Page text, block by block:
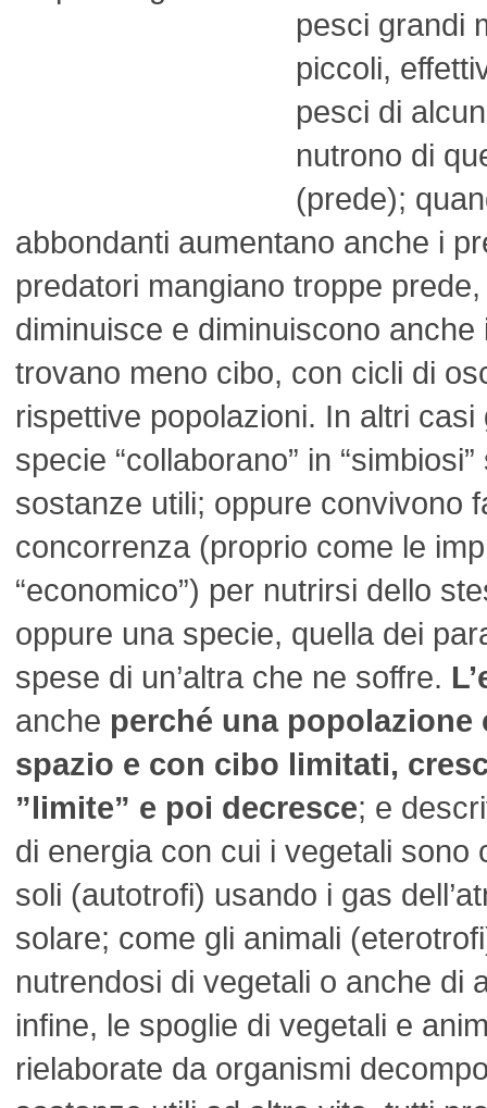
pesci grandi
piccoli,
pesci di
nutrono di
(prede);
abbondanti aumentano anche i
predatori mangiano troppe
diminuisce e diminuiscono anche
trovano meno cibo, con cicli di
rispettive popolazioni. In altri
specie “collaborano” in
sostanze utili; oppure convivono
concorrenza (proprio come le
“economico”) per nutrirsi dello
oppure una specie, quella dei
spese di un’altra che ne soffre.
anche perché una popolazione
spazio e con cibo limitati,
”limite” e poi decresce; e
di energia con cui i vegetali sono
soli (autotrofi) usando i gas
solare; come gli animali
nutrendosi di vegetali o anche di
infine, le spoglie di vegetali e
rielaborate da organismi